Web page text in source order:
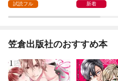
試読フル 新着
笠倉出版社のおすすめ本